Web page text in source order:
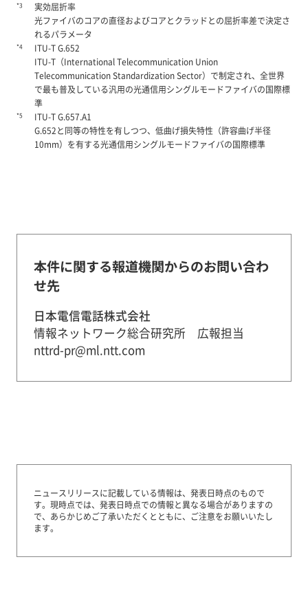
*3
実効屈折率
光ファイバのコアの直径およびコアとクラッドとの屈折率差で決定さ
れるパラメータ
*4
ITU-T G.652
ITU-T（International Telecommunication Union
Telecommunication Standardization Sector）で制定され、全世界
で最も普及している汎用の光通信用シングルモードファイバの国際標
準
*5
ITU-T G.657.A1
G.652と同等の特性を有しつつ、低曲げ損失特性（許容曲げ半径
10mm）を有する光通信用シングルモードファイバの国際標準
本件に関する報道機関からのお問い合わ
せ先
日本電信電話株式会社
情報ネットワーク総合研究所 広報担当
nttrd-pr@ml.ntt.com
ニュースリリースに記載している情報は、発表日時点のもので
す。 現時点では、発表日時点での情報と異なる場合がありますの
で、あらかじめご了承いただくとともに、ご注意をお願いいたし
ます。